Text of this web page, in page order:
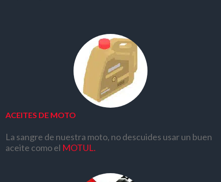
ACEITES DE MOTO
La sangre de nuestra moto, no descuides usar un buen
aceite como el MOTUL.